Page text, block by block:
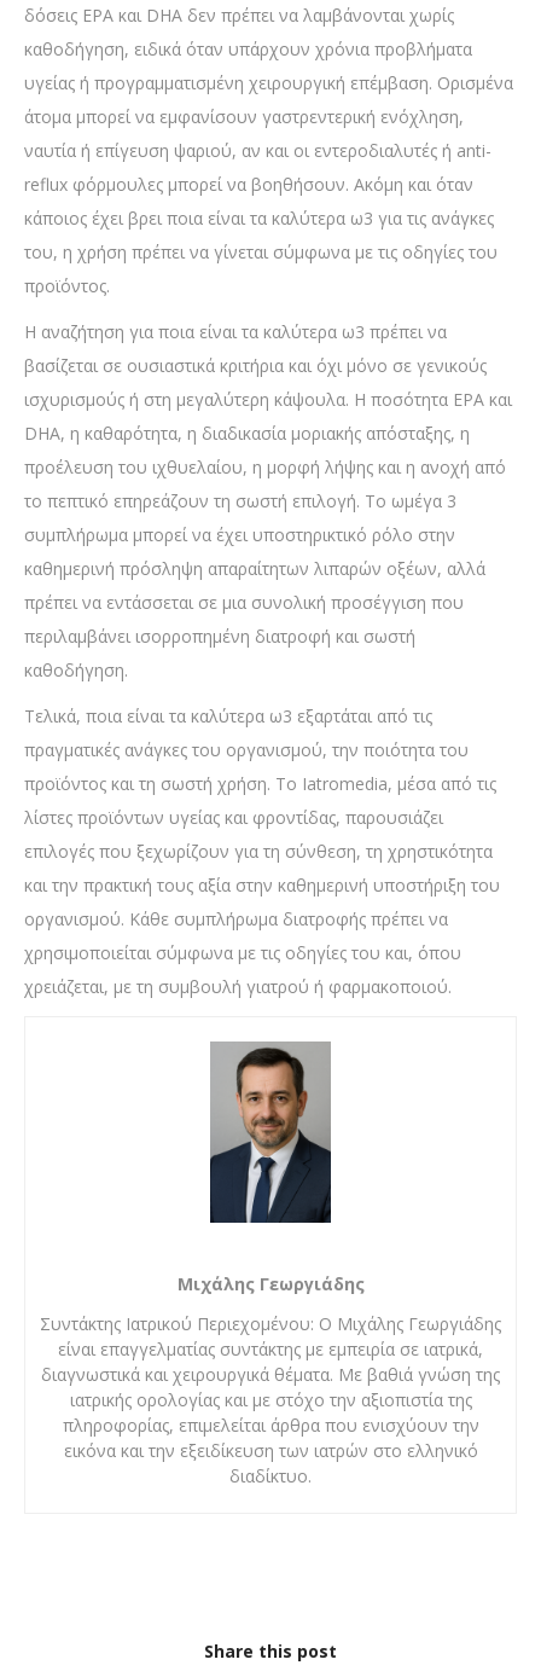
δόσεις EPA και DHA δεν πρέπει να λαμβάνονται χωρίς
καθοδήγηση, ειδικά όταν υπάρχουν χρόνια προβλήματα
υγείας ή προγραμματισμένη χειρουργική επέμβαση. Ορισμένα
άτομα μπορεί να εμφανίσουν γαστρεντερική ενόχληση,
ναυτία ή επίγευση ψαριού, αν και οι εντεροδιαλυτές ή anti-
reflux φόρμουλες μπορεί να βοηθήσουν. Ακόμη και όταν
κάποιος έχει βρει ποια είναι τα καλύτερα ω3 για τις ανάγκες
του, η χρήση πρέπει να γίνεται σύμφωνα με τις οδηγίες του
προϊόντος.
Η αναζήτηση για ποια είναι τα καλύτερα ω3 πρέπει να
βασίζεται σε ουσιαστικά κριτήρια και όχι μόνο σε γενικούς
ισχυρισμούς ή στη μεγαλύτερη κάψουλα. Η ποσότητα EPA και
DHA, η καθαρότητα, η διαδικασία μοριακής απόσταξης, η
προέλευση του ιχθυελαίου, η μορφή λήψης και η ανοχή από
το πεπτικό επηρεάζουν τη σωστή επιλογή. Το ωμέγα 3
συμπλήρωμα μπορεί να έχει υποστηρικτικό ρόλο στην
καθημερινή πρόσληψη απαραίτητων λιπαρών οξέων, αλλά
πρέπει να εντάσσεται σε μια συνολική προσέγγιση που
περιλαμβάνει ισορροπημένη διατροφή και σωστή
καθοδήγηση.
Τελικά, ποια είναι τα καλύτερα ω3 εξαρτάται από τις
πραγματικές ανάγκες του οργανισμού, την ποιότητα του
προϊόντος και τη σωστή χρήση. Το Iatromedia, μέσα από τις
λίστες προϊόντων υγείας και φροντίδας, παρουσιάζει
επιλογές που ξεχωρίζουν για τη σύνθεση, τη χρηστικότητα
και την πρακτική τους αξία στην καθημερινή υποστήριξη του
οργανισμού. Κάθε συμπλήρωμα διατροφής πρέπει να
χρησιμοποιείται σύμφωνα με τις οδηγίες του και, όπου
χρειάζεται, με τη συμβουλή γιατρού ή φαρμακοποιού.
Μιχάλης Γεωργιάδης
Συντάκτης Ιατρικού Περιεχομένου: Ο Μιχάλης Γεωργιάδης
είναι επαγγελματίας συντάκτης με εμπειρία σε ιατρικά,
διαγνωστικά και χειρουργικά θέματα. Με βαθιά γνώση της
ιατρικής ορολογίας και με στόχο την αξιοπιστία της
πληροφορίας, επιμελείται άρθρα που ενισχύουν την
εικόνα και την εξειδίκευση των ιατρών στο ελληνικό
διαδίκτυο.
Share this post